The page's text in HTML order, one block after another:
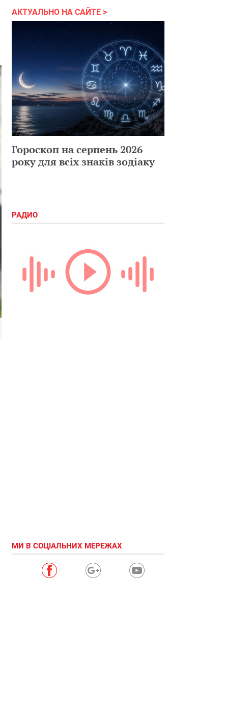
АКТУАЛЬНО НА САЙТЕ
Гороскоп на серпень 2026
року для всіх знаків зодіаку
РАДИО
МИ В СОЦІАЛЬНИХ МЕРЕЖАХ